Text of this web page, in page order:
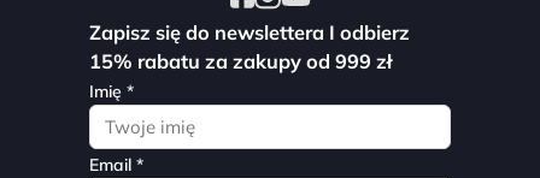
Zapisz się do newslettera I odbierz
15% rabatu za zakupy od 999 zł
Imię *
Email *